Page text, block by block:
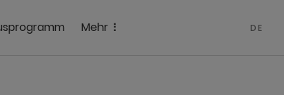
Mehr DE